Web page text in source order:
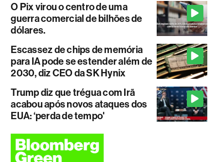
O Pix virou o centro de uma
guerra comercial de bilhões de
dólares.
Escassez de chips de memória
para IA pode se estender além de
2030, diz CEO da SK Hynix
Trump diz que trégua com Irã
acabou após novos ataques dos
EUA: ‘perda de tempo'